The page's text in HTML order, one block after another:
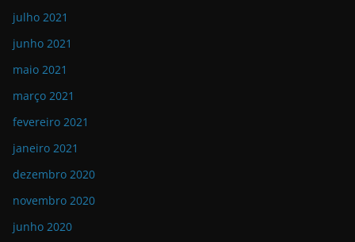
julho 2021
junho 2021
maio 2021
março 2021
fevereiro 2021
janeiro 2021
dezembro 2020
novembro 2020
junho 2020